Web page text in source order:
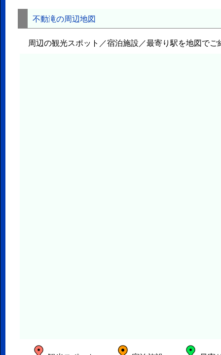
不動滝の周辺地図
周辺の観光スポット／宿泊施設／最寄り駅を地図でご